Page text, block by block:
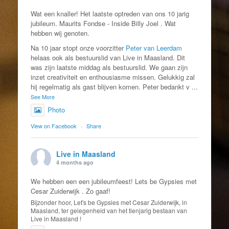
Wat een knaller! Het laatste optreden van ons 10 jarig
jubileum. Maurits Fondse - Inside Billy Joel . Wat
hebben wij genoten.
Na 10 jaar stopt onze voorzitter Peter van Leerdam
helaas ook als bestuurslid van Live in Maasland. Dit
was zijn laatste middag als bestuurslid. We gaan zijn
inzet creativiteit en enthousiasme missen. Gelukkig zal
hij regelmatig als gast blijven komen. Peter bedankt v ...
See More
Photo
View on Facebook · Share
Live in Maasland
4 months ago
We hebben een een jubileumfeest! Lets be Gypsies met
Cesar Zuiderwijk . Zo gaaf!
Bijzonder hoor, Let's be Gypsies met Cesar Zuiderwijk, in
Maasland, ter gelegenheid van het tienjarig bestaan van
Live in Maasland !